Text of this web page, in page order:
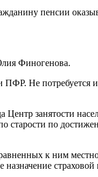
пенсии
Финогенова.
Не потребуется
Центр занятости
старости по
к ним
страховой